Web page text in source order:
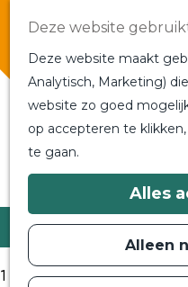
Deze website
Deze website maakt
Analytisch, Marketing)
website zo goed
op accepteren te
te gaan.
Alles
Alleen
a
a
a
d
Bij
Alle
Filter
1 t/m 9 van 170 resultaten